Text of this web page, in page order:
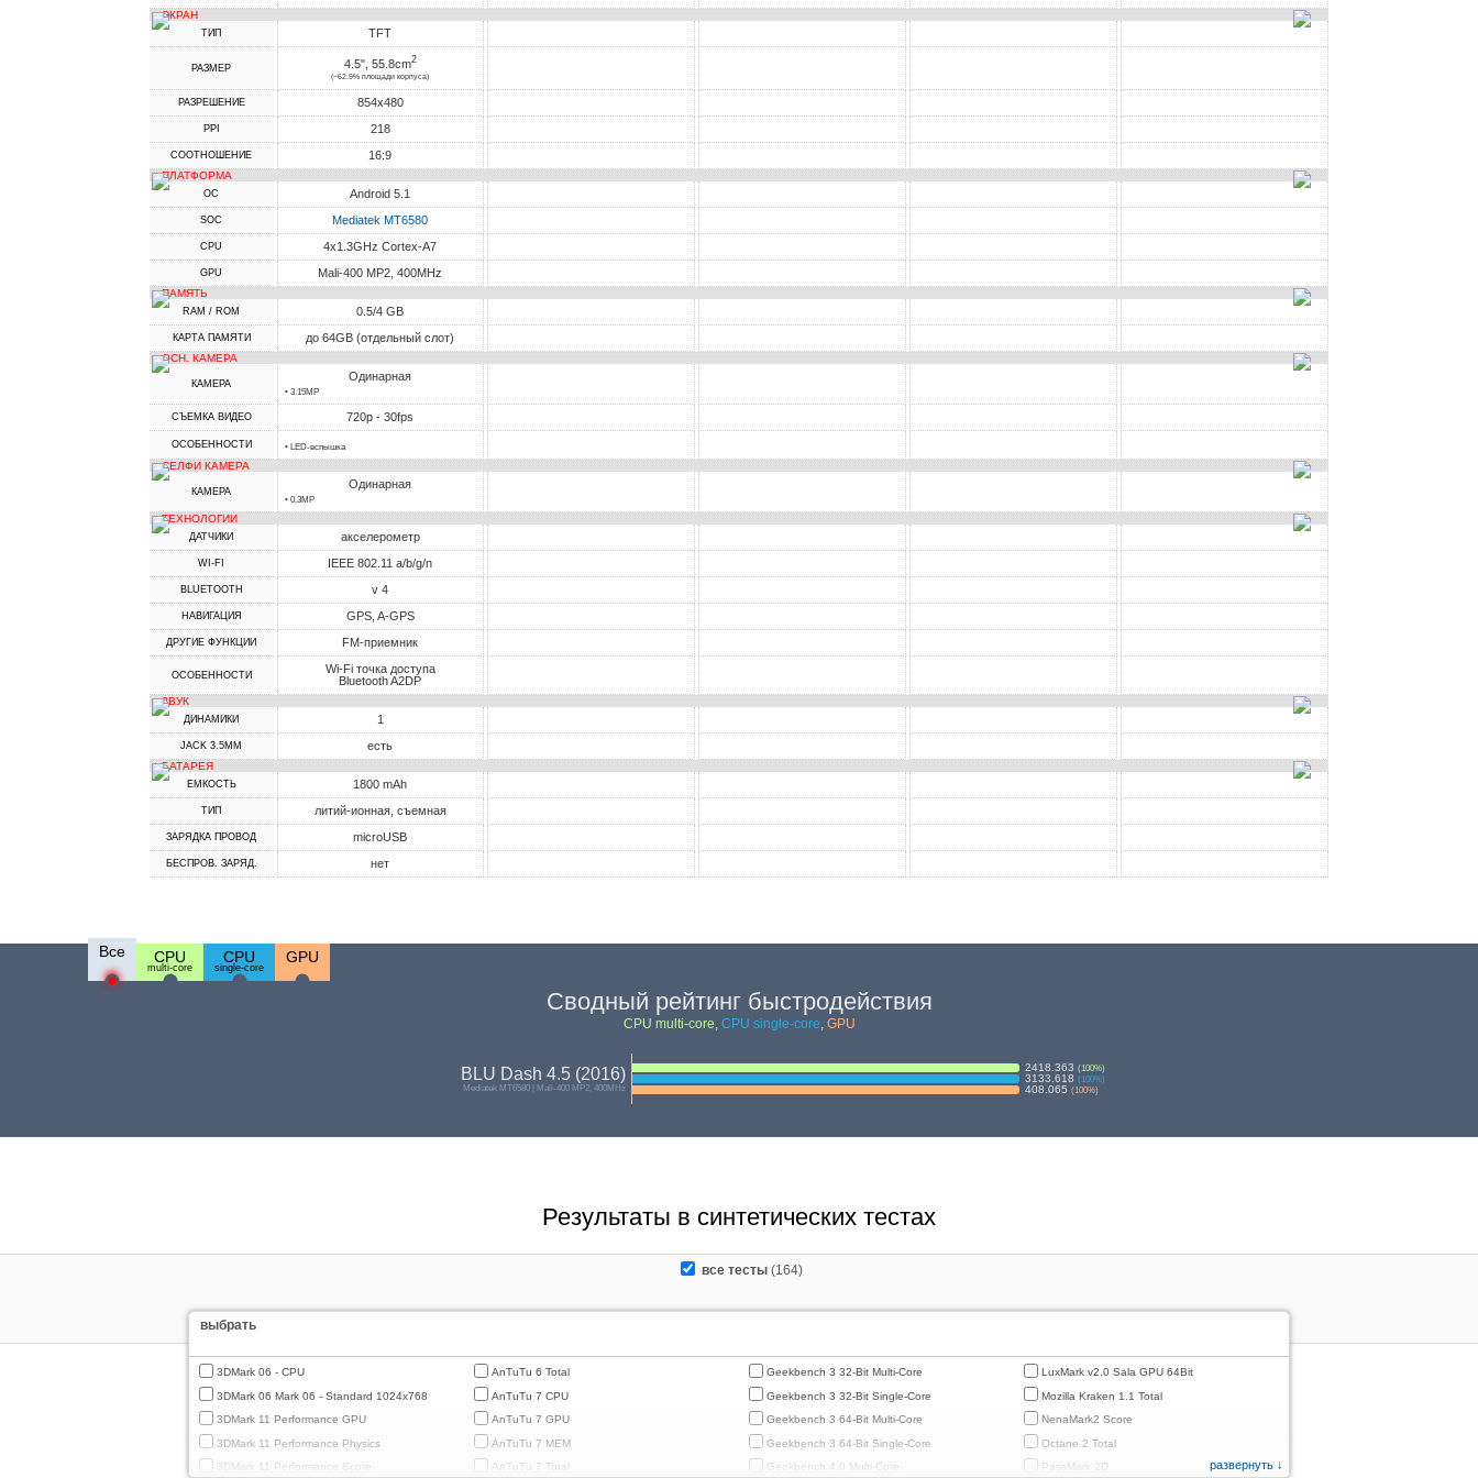
ЭКРАН
ТИП TFT
РАЗМЕР 4.5", 55.8cm2
(~62.9% площади корпуса)
РАЗРЕШЕНИЕ 854x480
PPI 218
СООТНОШЕНИЕ 16:9
ПЛАТФОРМА
ОС Android 5.1
SOC Mediatek MT6580
CPU 4x1.3GHz Cortex-A7
GPU Mali-400 MP2, 400MHz
ПАМЯТЬ
RAM / ROM 0.5/4 GB
КАРТА ПАМЯТИ до 64GB (отдельный слот)
ОСН. КАМЕРА
КАМЕРА
Одинарная
• 3.15MP
СЪЕМКА ВИДЕО 720p - 30fps
ОСОБЕННОСТИ • LED-вспышка
СЕЛФИ КАМЕРА
КАМЕРА
Одинарная
• 0.3MP
ТЕХНОЛОГИИ
ДАТЧИКИ акселерометр
WI-FI IEEE 802.11 a/b/g/n
BLUETOOTH v 4
НАВИГАЦИЯ GPS, A-GPS
ДРУГИЕ ФУНКЦИИ FM-приемник
ОСОБЕННОСТИ
Wi-Fi точка доступа
Bluetooth A2DP
ЗВУК
ДИНАМИКИ 1
JACK 3.5MM есть
БАТАРЕЯ
ЕМКОСТЬ 1800 mAh
ТИП литий-ионная, съемная
ЗАРЯДКА ПРОВОД microUSB
БЕСПРОВ. ЗАРЯД. нет
Все CPU
multi-core
CPU
single-core
GPU
Сводный рейтинг быстродействия
CPU multi-core, CPU single-core, GPU
BLU Dash 4.5 (2016)
Mediatek MT6580 | Mali-400 MP2, 400MHz
2418.363 (100%)
3133.618 (100%)
408.065 (100%)
Результаты в синтетических тестах
все тесты(164)
выбрать
3DMark 06 - CPU
3DMark 06 Mark 06 - Standard 1024x768
3DMark 11 Performance GPU
3DMark 11 Performance Physics
3DMark 11 Performance Score
AnTuTu 6 Total
AnTuTu 7 CPU
AnTuTu 7 GPU
AnTuTu 7 MEM
AnTuTu 7 Total
Geekbench 3 32-Bit Multi-Core
Geekbench 3 32-Bit Single-Core
Geekbench 3 64-Bit Multi-Core
Geekbench 3 64-Bit Single-Core
Geekbench 4.0 Multi-Core
LuxMark v2.0 Sala GPU 64Bit
Mozilla Kraken 1.1 Total
NenaMark2 Score
Octane 2 Total
PassMark 2D
развернуть ↓